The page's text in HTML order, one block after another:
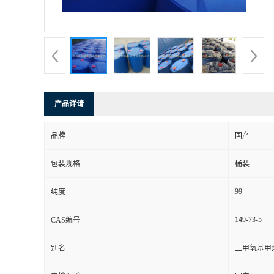
产品详请
品牌 国产
包装规格 桶装
纯度 99
CAS编号 149-73-5
别名 三甲氧基甲